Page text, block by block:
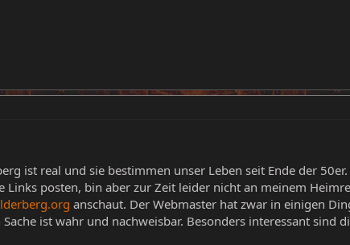
ist real und sie bestimmen unser Leben seit Ende der
posten, bin aber zur Zeit leider nicht an meinem
anschaut. Der Webmaster hat zwar in einigen
ist wahr und nachweisbar. Besonders interessant sind